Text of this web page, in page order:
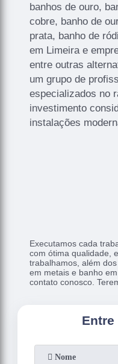
banhos de ouro,
cobre, banho de
prata, banho de
em Limeira e
entre outras
um grupo de
especializados no
investimento
instalações
Executamos cada
com ótima qualidade,
trabalhamos, além
em metais e banho
contato conosco.
Entre